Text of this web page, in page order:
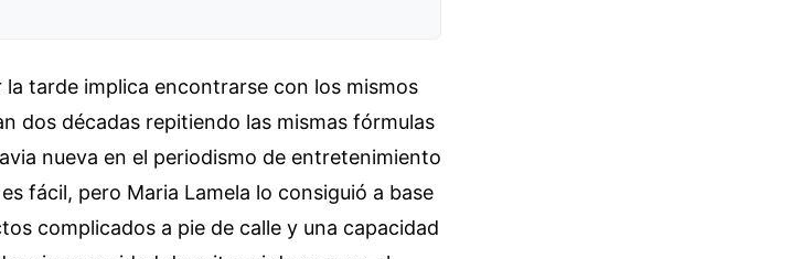
tarde implica encontrarse con los mismos
dos décadas repitiendo las mismas fórmulas
nueva en el periodismo de entretenimiento
fácil, pero Maria Lamela lo consiguió a base
complicados a pie de calle y una capacidad